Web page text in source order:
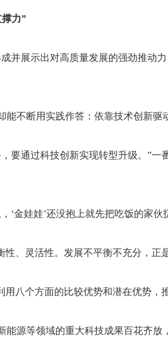
力”
并展示出对高质量发展的强劲推动
不断用实践作答：依靠技术创新
要通过科技创新实现转型升级。”
金娃娃’还没抱上就先把吃饭的家
、灵活性。发展不平衡不充分，正
八个方面的比较优势和潜在优势
源等领域的重大科技成果百花齐